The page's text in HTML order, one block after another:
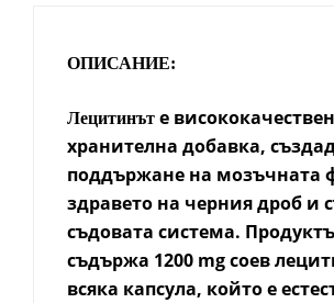
ОПИСАНИЕ:
Лецитинът е
хранителна добавка,
поддържане на мозъчната
здравето на черния дроб и
съдовата система.
съдържа 1200 mg соев
всяка капсула, който е